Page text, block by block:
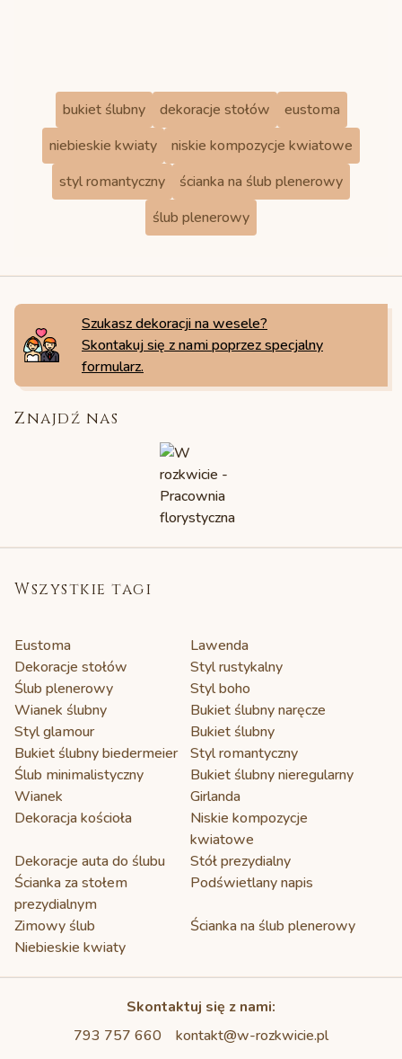
bukiet ślubny dekoracje stołów
eustoma
niebieskie kwiaty
niskie kompozycje kwiatowe
styl romantyczny
ścianka na ślub plenerowy
ślub plenerowy
Szukasz dekoracji na wesele?
Skontakuj się z nami poprzez specjalny
formularz.
Znajdź nas
Wszystkie tagi
Eustoma
Lawenda
Dekoracje stołów
Styl rustykalny
Ślub plenerowy
Styl boho
Wianek ślubny
Bukiet ślubny naręcze
Styl glamour
Bukiet ślubny
Bukiet ślubny biedermeier
Styl romantyczny
Ślub minimalistyczny
Bukiet ślubny nieregularny
Wianek
Girlanda
Dekoracja kościoła
Niskie kompozycje
kwiatowe
Dekoracje auta do ślubu
Stół prezydialny
Ścianka za stołem
prezydialnym
Podświetlany napis
Zimowy ślub
Ścianka na ślub plenerowy
Niebieskie kwiaty
Skontaktuj się z nami:
793 757 660
kontakt@w-rozkwicie.pl